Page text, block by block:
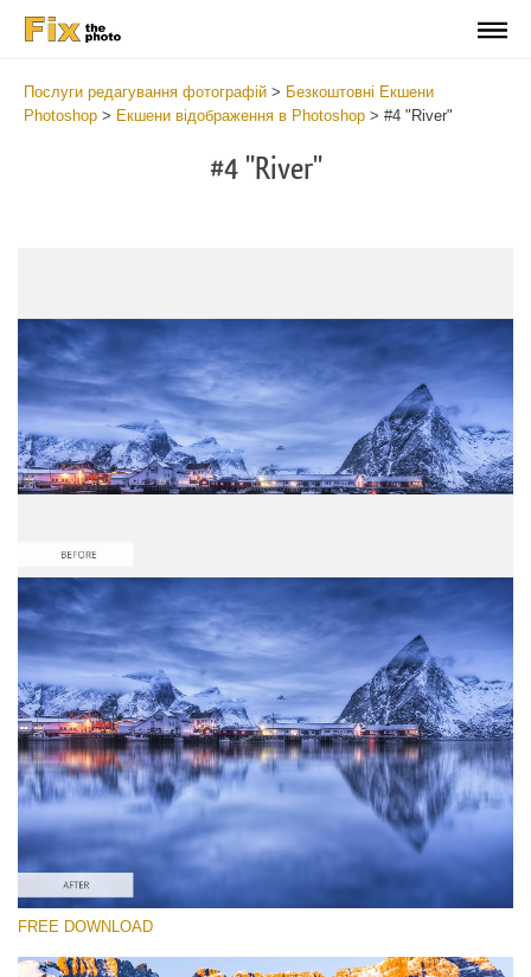
Послуги редагування фотографій > Безкоштовні Екшени
Photoshop > Екшени відображення в Photoshop > #4 "River"
#4 "River"
Please select
Free Photoshop Reflection Action #4
Reflection Collection
Portrait Complete
Entire Collection
Free download
FREE DOWNLOAD